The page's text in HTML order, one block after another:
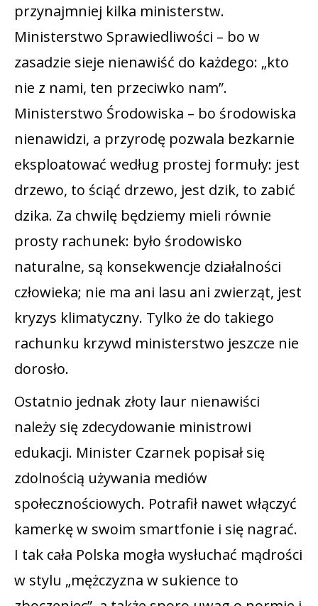
przynajmniej kilka ministerstw.
Ministerstwo Sprawiedliwości – bo w
zasadzie sieje nienawiść do każdego: „kto
nie z nami, ten przeciwko nam”.
Ministerstwo Środowiska – bo środowiska
nienawidzi, a przyrodę pozwala bezkarnie
eksploatować według prostej formuły: jest
drzewo, to ściąć drzewo, jest dzik, to zabić
dzika. Za chwilę będziemy mieli równie
prosty rachunek: było środowisko
naturalne, są konsekwencje działalności
człowieka; nie ma ani lasu ani zwierząt, jest
kryzys klimatyczny. Tylko że do takiego
rachunku krzywd ministerstwo jeszcze nie
dorosło.
Ostatnio jednak złoty laur nienawiści
należy się zdecydowanie ministrowi
edukacji. Minister Czarnek popisał się
zdolnością używania mediów
społecznościowych. Potrafił nawet włączyć
kamerkę w swoim smartfonie i się nagrać.
I tak cała Polska mogła wysłuchać mądrości
w stylu „mężczyzna w sukience to